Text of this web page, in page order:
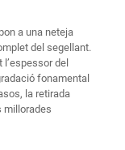
a una neteja
del segellant.
del
fonamental
la retirada
millorades